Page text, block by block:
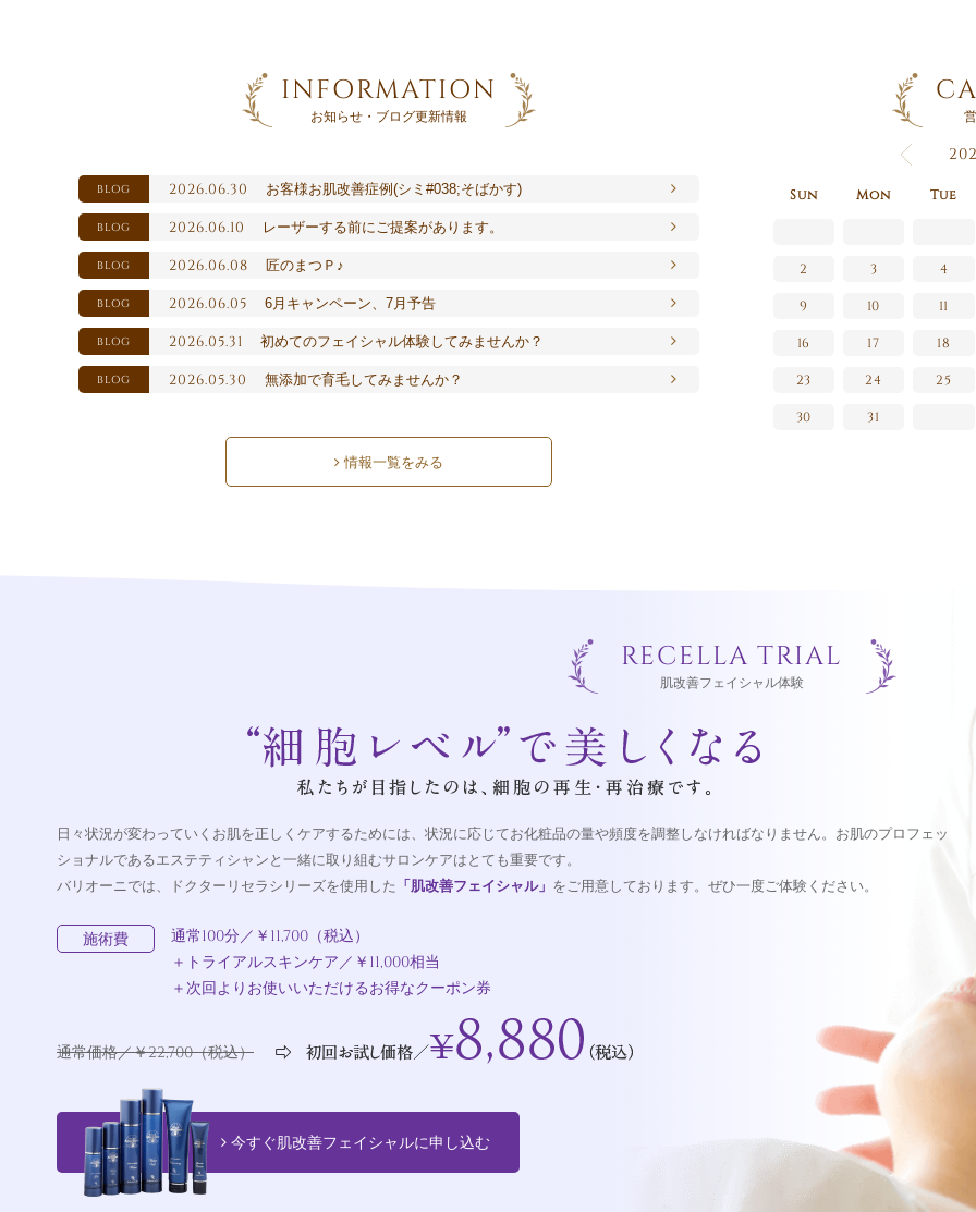
INFORMATION
お知らせ・ブログ更新情報
BLOG 2026.06.30 お客様お肌改善症例(シミ#038;そばかす)
BLOG 2026.06.10 レーザーする前にご提案があります。
BLOG 2026.06.08 匠のまつＰ♪
BLOG 2026.06.05 6月キャンペーン、7月予告
BLOG 2026.05.31 初めてのフェイシャル体験してみませんか？
BLOG 2026.05.30 無添加で育毛してみませんか？
情報一覧をみる
Sun Mon Tue
2 3 4
9 10 11
16 17 18
23 24 25
30 31
RECELLA TRIAL
肌改善フェイシャル体験
日々状況が変わっていくお肌を正しくケアするためには、状況に応じてお化粧品の量や頻度を調整しなければなりません。お肌のプロフェッ
ショナルであるエステティシャンと一緒に取り組むサロンケアはとても重要です。
バリオーニでは、ドクターリセラシリーズを使用した 「肌改善フェイシャル」 をご用意しております。ぜひ一度ご体験ください。
施術費
通常100分／￥11,700（税込）
＋トライアルスキンケア／￥11,000相当
＋次回よりお使いいただけるお得なクーポン券
通常価格／￥22,700（税込）
今すぐ肌改善フェイシャルに申し込む